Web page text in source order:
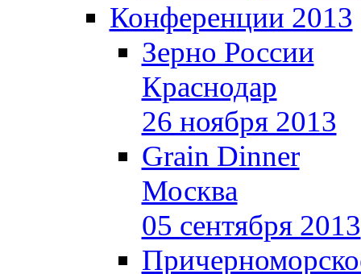
Конференции 2013
Зерно России
Краснодар
26 ноября 2013
Grain Dinner
Москва
05 сентября 2013